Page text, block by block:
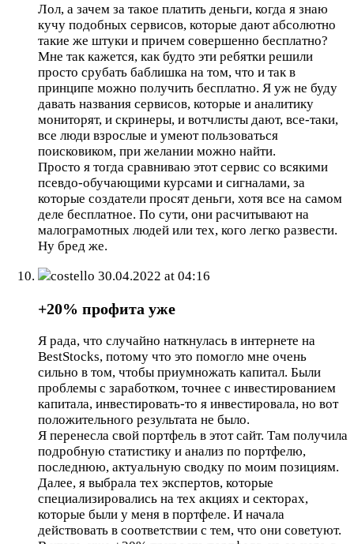
Лол, а зачем за такое платить деньги, когда я знаю
кучу подобных сервисов, которые дают абсолютно
такие же штуки и причем совершенно бесплатно?
Мне так кажется, как будто эти ребятки решили
просто срубать баблишка на том, что и так в
принципе можно получить бесплатно. Я уж не буду
давать названия сервисов, которые и аналитику
мониторят, и скринеры, и вотчлисты дают, все-таки,
все люди взрослые и умеют пользоваться
поисковиком, при желании можно найти.
Просто я тогда сравниваю этот сервис со всякими
псевдо-обучающими курсами и сигналами, за
которые создатели просят деньги, хотя все на самом
деле бесплатное. По сути, они расчитывают на
малограмотных людей или тех, кого легко развести.
Ну бред же.
costello 30.04.2022 at 04:16
+20% профита уже
Я рада, что случайно наткнулась в интернете на
BestStocks, потому что это помогло мне очень
сильно в том, чтобы приумножать капитал. Были
проблемы с заработком, точнее с инвестированием
капитала, инвестировать-то я инвестировала, но вот
положительного результата не было.
Я перенесла свой портфель в этот сайт. Там получила
подробную статистику и анализ по портфелю,
последнюю, актуальную сводку по моим позициям.
Далее, я выбрала тех экспертов, которые
специализировались на тех акциях и секторах,
которые были у меня в портфеле. И начала
действовать в соответствии с тем, что они советуют.